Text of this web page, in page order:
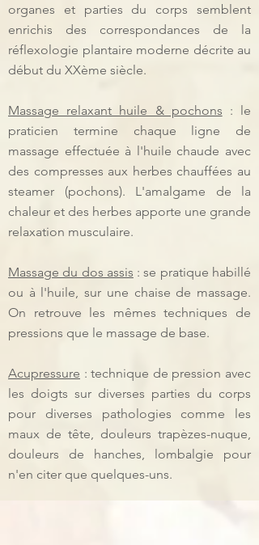
organes et parties du corps semblent
enrichis des correspondances de la
réflexologie plantaire moderne décrite au
début du XXème siècle.
Massage relaxant huile & pochons : le
praticien termine chaque ligne de
massage effectuée à l'huile chaude avec
des compresses aux herbes chauffées au
steamer (pochons). L'amalgame de la
chaleur et des herbes apporte une grande
relaxation musculaire.
Massage du dos assis : se pratique habillé
ou à l'huile, sur une chaise de massage.
On retrouve les mêmes techniques de
pressions que le massage de base.
Acupressure : technique de pression avec
les doigts sur diverses parties du corps
pour diverses pathologies comme les
maux de tête, douleurs trapèzes-nuque,
douleurs de hanches, lombalgie pour
n'en citer que quelques-uns.